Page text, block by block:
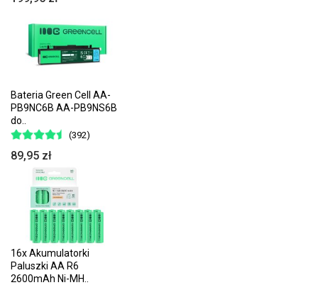
Bateria Green Cell AA-
PB9NC6B AA-PB9NS6B
do..
(392)
89,95 zł
16x Akumulatorki
Paluszki AA R6
2600mAh Ni-MH..